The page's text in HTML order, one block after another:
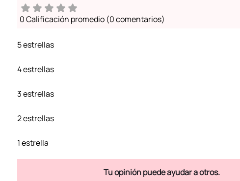
0 Calificación promedio (0 comentarios)
5 estrellas
4 estrellas
3 estrellas
2 estrellas
1 estrella